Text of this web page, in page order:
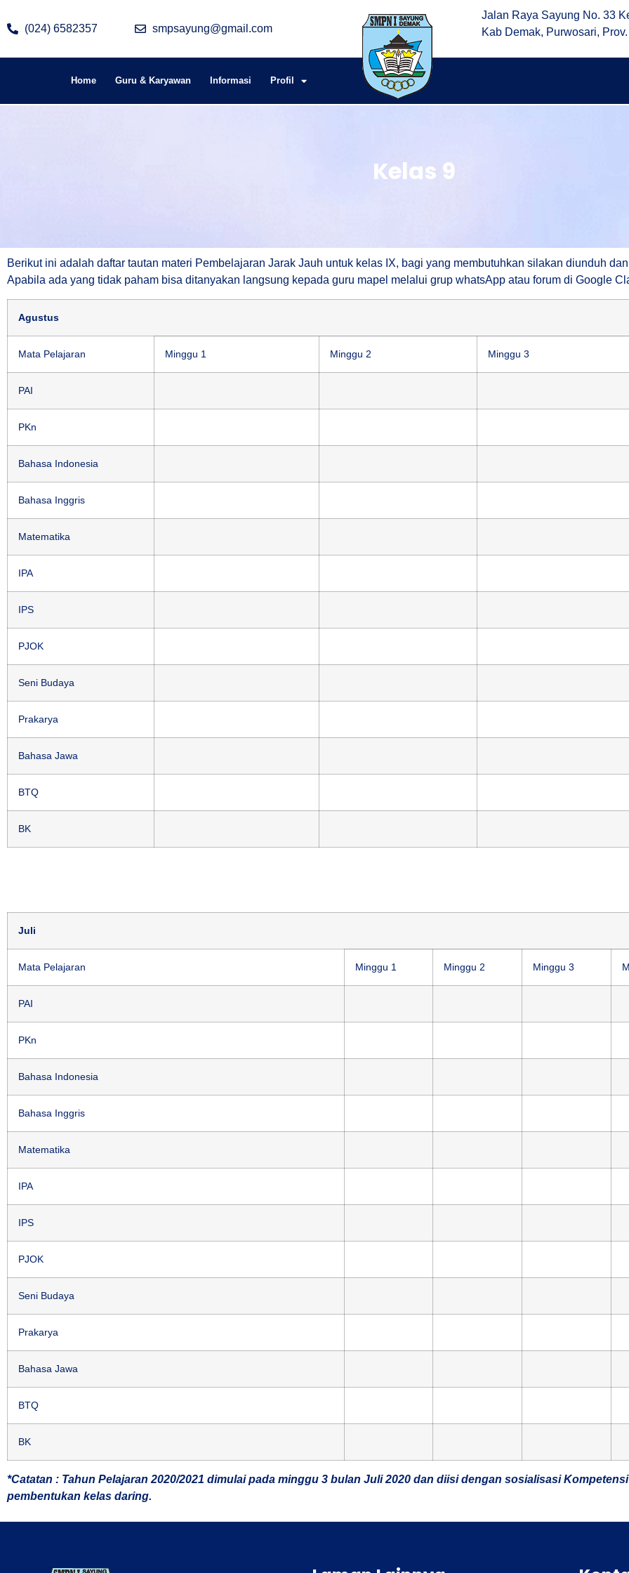
(024) 6582357 smpsayung@gmail.com
Jalan Raya Sayung No. 33
Kab Demak, Purwosari,
Home Guru & Karyawan Informasi Profil
Kelas 9
Berikut ini adalah daftar tautan materi Pembelajaran Jarak Jauh untuk kelas IX, bagi yang membutuhkan silakan diunduh
Apabila ada yang tidak paham bisa ditanyakan langsung kepada guru mapel melalui grup whatsApp atau forum di Google
Agustus
Mata Pelajaran Minggu 1 Minggu 2 Minggu 3
PAI
PKn
Bahasa Indonesia
Bahasa Inggris
Matematika
IPA
IPS
PJOK
Seni Budaya
Prakarya
Bahasa Jawa
BTQ
BK
Juli
Mata Pelajaran Minggu 1 Minggu 2 Minggu 3
PAI
PKn
Bahasa Indonesia
Bahasa Inggris
Matematika
IPA
IPS
PJOK
Seni Budaya
Prakarya
Bahasa Jawa
BTQ
BK
*Catatan : Tahun Pelajaran 2020/2021 dimulai pada minggu 3 bulan Juli 2020 dan diisi dengan sosialisasi
pembentukan kelas daring.